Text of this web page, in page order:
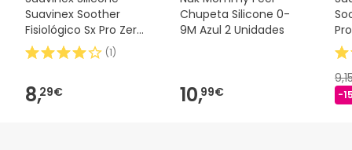
Suavinex Soother
Fisiológico Sx Pro Zero
2m 1 peça
(1)
8,29€
Chupeta Silicone 0-
9M Azul 2 Unidades
10,99€ -